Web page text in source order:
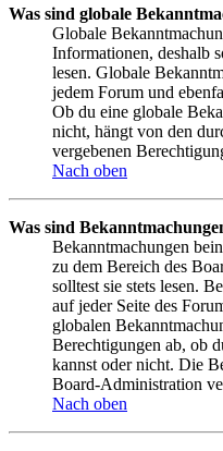
Was sind globale
Globale
Informationen, deshalb
lesen. Globale
jedem Forum und
Ob du eine globale
nicht, hängt von den
vergebenen
Nach oben
Was sind
Bekanntmachungen
zu dem Bereich des
solltest sie stets lesen.
auf jeder Seite des
globalen
Berechtigungen ab, ob
kannst oder nicht. Die
Board-Administration
Nach oben